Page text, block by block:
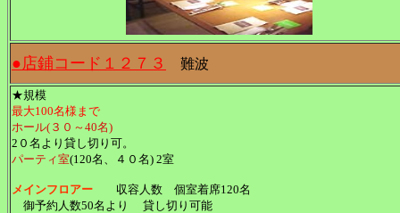
●店鋪コード１２７３ 難波
★規模
最大100名様まで
ホール(３０～40名)
2０名より貸し切り可。
パーティ室(120名、４０名) 2室
メインフロアー 収容人数 個室着席120名
御予約人数50名より 貸し切り可能